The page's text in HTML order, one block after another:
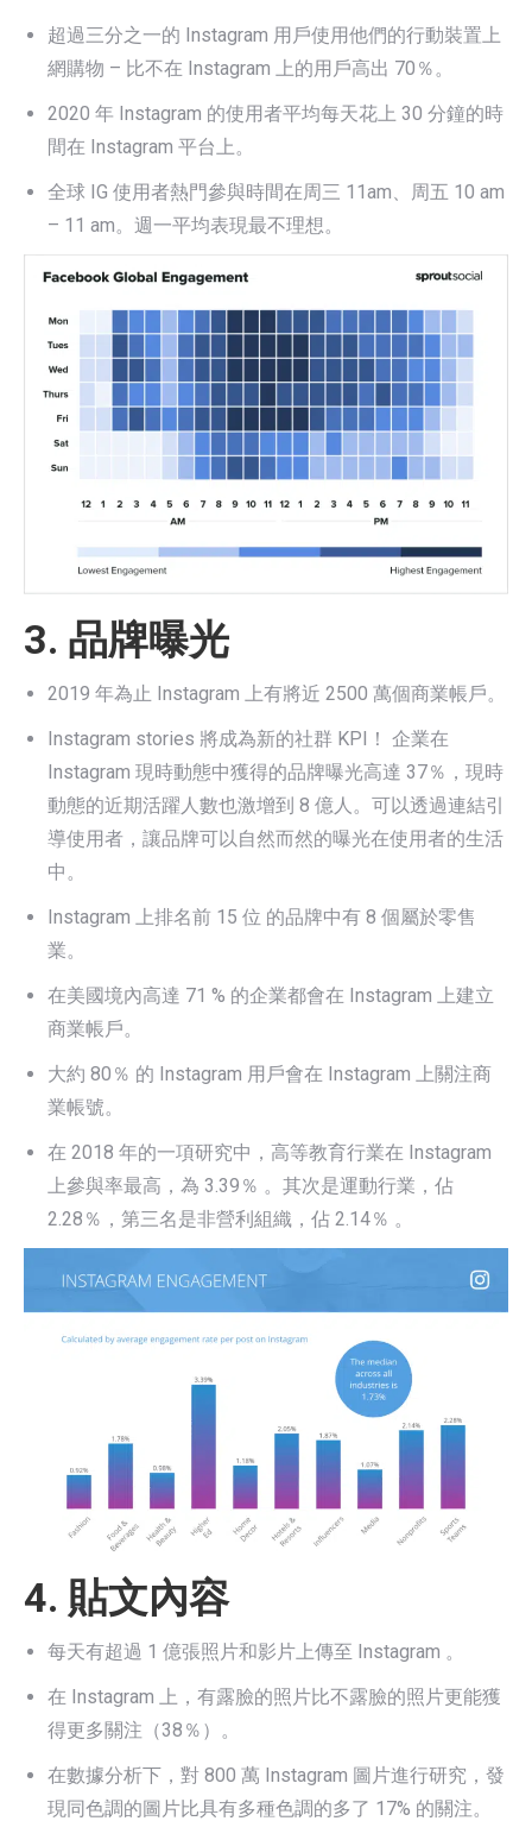
超過三分之一的 Instagram 用戶使用他們的行動裝置上
網購物 – 比不在 Instagram 上的用戶高出 70％。
2020 年 Instagram 的使用者平均每天花上 30 分鐘的時
間在 Instagram 平台上。
全球 IG 使用者熱門參與時間在周三 11am、周五 10 am
– 11 am。週一平均表現最不理想。
3. 品牌曝光
2019 年為止 Instagram 上有將近 2500 萬個商業帳戶。
Instagram stories 將成為新的社群 KPI！ 企業在
Instagram 現時動態中獲得的品牌曝光高達 37％，現時
動態的近期活躍人數也激增到 8 億人。可以透過連結引
導使用者，讓品牌可以自然而然的曝光在使用者的生活
中。
Instagram 上排名前 15 位 的品牌中有 8 個屬於零售
業。
在美國境內高達 71 % 的企業都會在 Instagram 上建立
商業帳戶。
大約 80％ 的 Instagram 用戶會在 Instagram 上關注商
業帳號。
在 2018 年的一項研究中，高等教育行業在 Instagram
上參與率最高，為 3.39％ 。其次是運動行業，佔
2.28％，第三名是非營利組織，佔 2.14％ 。
4. 貼文內容
每天有超過 1 億張照片和影片上傳至 Instagram 。
在 Instagram 上，有露臉的照片比不露臉的照片更能獲
得更多關注（38％）。
在數據分析下，對 800 萬 Instagram 圖片進行研究，發
現同色調的圖片比具有多種色調的多了 17% 的關注。